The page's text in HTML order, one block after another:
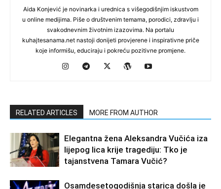
Aida Konjević je novinarka i urednica s višegodišnjim iskustvom
u online medijima. Piše o društvenim temama, porodici, zdravlju i
svakodnevnim životnim izazovima. Na portalu
kuhajtesanama.net nastoji donijeti provjerene i inspirativne priče
koje informišu, educiraju i pokreću pozitivne promjene.
RELATED ARTICLES MORE FROM AUTHOR
Elegantna žena Aleksandra Vučića iza
lijepog lica krije tragediju: Tko je
tajanstvena Tamara Vučić?
Osamdesetogodišnja starica došla je